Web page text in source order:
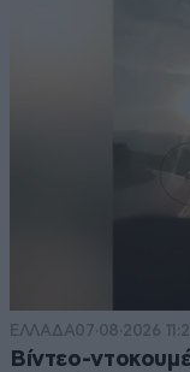
ΕΛΛΑΔΑ07·08·2026
Βίντεο-